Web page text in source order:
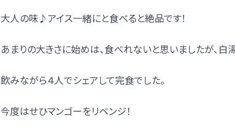
大人の味♪アイス一緒にと食べると絶品です！
あまりの大きさに始めは、食べれないと思いましたが、白
飲みながら４人でシェアして完食でした。
今度はせひマンゴーをリベンジ！